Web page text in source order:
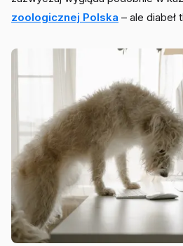
zoologicznej Polska – ale diabeł